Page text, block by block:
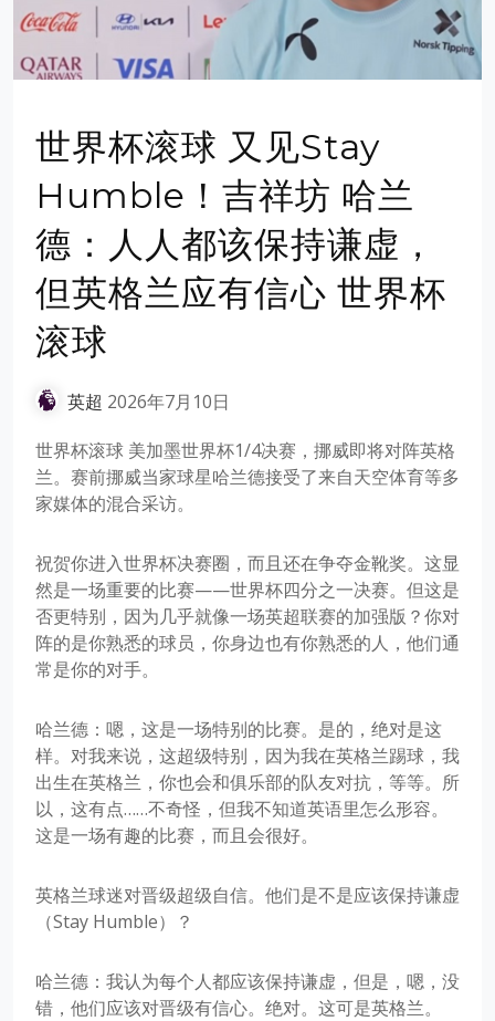
世界杯滚球 又见Stay
Humble！吉祥坊 哈兰
德：人人都该保持谦虚，
但英格兰应有信心 世界杯
滚球
英超 2026年7月10日
世界杯滚球 美加墨世界杯1/4决赛，挪威即将对阵英格
兰。赛前挪威当家球星哈兰德接受了来自天空体育等多
家媒体的混合采访。
祝贺你进入世界杯决赛圈，而且还在争夺金靴奖。这显
然是一场重要的比赛——世界杯四分之一决赛。但这是
否更特别，因为几乎就像一场英超联赛的加强版？你对
阵的是你熟悉的球员，你身边也有你熟悉的人，他们通
常是你的对手。
哈兰德：嗯，这是一场特别的比赛。是的，绝对是这
样。对我来说，这超级特别，因为我在英格兰踢球，我
出生在英格兰，你也会和俱乐部的队友对抗，等等。所
以，这有点……不奇怪，但我不知道英语里怎么形容。
这是一场有趣的比赛，而且会很好。
英格兰球迷对晋级超级自信。他们是不是应该保持谦虚
（Stay Humble）？
哈兰德：我认为每个人都应该保持谦虚，但是，嗯，没
错，他们应该对晋级有信心。绝对。这可是英格兰。